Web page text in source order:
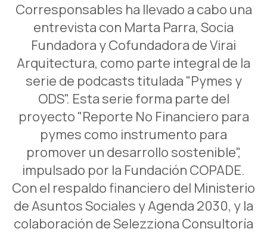
Corresponsables ha llevado a cabo una
entrevista con Marta Parra, Socia
Fundadora y Cofundadora de Virai
Arquitectura, como parte integral de la
serie de podcasts titulada "Pymes y
ODS". Esta serie forma parte del
proyecto "Reporte No Financiero para
pymes como instrumento para
promover un desarrollo sostenible",
impulsado por la Fundación COPADE.
Con el respaldo financiero del Ministerio
de Asuntos Sociales y Agenda 2030, y la
colaboración de Selezziona Consultoría